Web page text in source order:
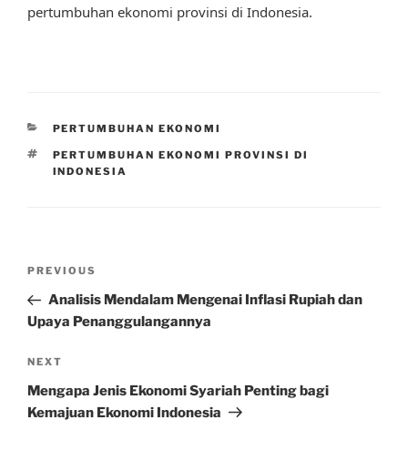
pertumbuhan ekonomi provinsi di Indonesia.
CATEGORIES
PERTUMBUHAN EKONOMI
TAGS
PERTUMBUHAN EKONOMI PROVINSI DI
INDONESIA
Previous
Post
PREVIOUS
Analisis Mendalam Mengenai Inflasi Rupiah dan
Upaya Penanggulangannya
Next
Post
NEXT
Mengapa Jenis Ekonomi Syariah Penting bagi
Kemajuan Ekonomi Indonesia